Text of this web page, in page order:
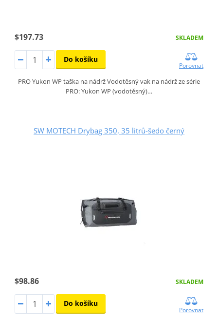
$197.73 SKLADEM
Do košíku
Porovnat
PRO Yukon WP taška na nádrž Vodotěsný vak na nádrž ze série
PRO: Yukon WP (vodotěsný)…
SW MOTECH Drybag 350, 35 litrů-šedo černý
$98.86 SKLADEM
Do košíku
Porovnat